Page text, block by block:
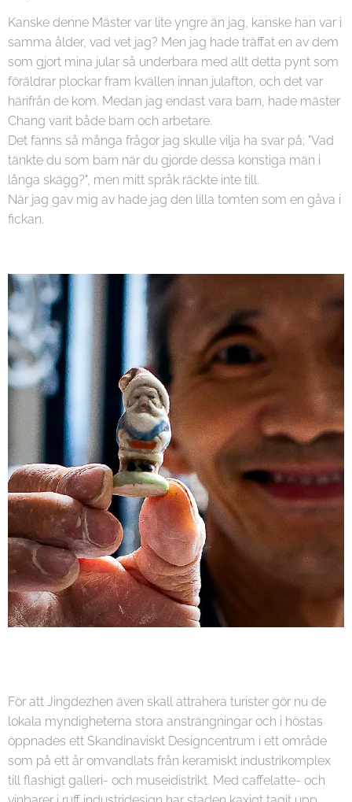
Kanske denne Mäster var lite yngre än jag, kanske han var i
samma ålder, vad vet jag? Men jag hade träffat en av dem
som gjort mina jular så underbara med allt detta pynt som
föräldrar plockar fram kvällen innan julafton, och det var
härifrån de kom. Medan jag endast vara barn, hade mäster
Chang varit både barn och arbetare.
Det fanns så många frågor jag skulle vilja ha svar på; "Vad
tänkte du som barn när du gjorde dessa konstiga män i
långa skägg?", men mitt språk räckte inte till.
När jag gav mig av hade jag den lilla tomten som en gåva i
fickan.
För att Jingdezhen även skall attrahera turister gör nu de
lokala myndigheterna stora ansträngningar och i höstas
öppnades ett Skandinaviskt Designcentrum i ett område
som på ett år omvandlats från keramiskt industrikomplex
till flashigt galleri- och museidistrikt. Med caffelatte- och